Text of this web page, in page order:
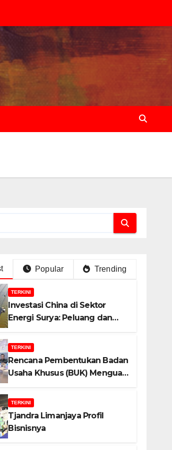
Popular Trending
TERKINI
Investasi China di Sektor
Energi Surya: Peluang dan
TERKINI
Rencana Pembentukan Badan
Usaha Khusus (BUK) Menguat
Alasannya!
TERKINI
Tjandra Limanjaya Profil
Bisnisnya